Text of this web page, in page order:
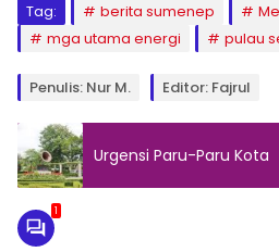
Tag: berita sumenep
mga utama energi
pulau
Penulis: Nur M. Editor: Fajrul
Urgensi Paru-Paru Kota
1